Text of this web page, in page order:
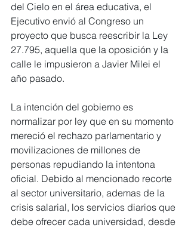
del Cielo en el área educativa, el
Ejecutivo envió al Congreso un
proyecto que busca reescribir la Ley
27.795, aquella que la oposición y la
calle le impusieron a Javier Milei el
año pasado.
La intención del gobierno es
normalizar por ley que en su momento
mereció el rechazo parlamentario y
movilizaciones de millones de
personas repudiando la intentona
oficial. Debido al mencionado recorte
al sector universitario, ademas de la
crisis salarial, los servicios diarios que
debe ofrecer cada universidad, desde